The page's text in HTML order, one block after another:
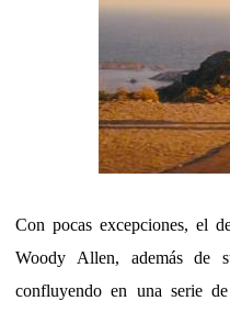
Con pocas excepciones, el
Woody Allen, además de
confluyendo en una serie